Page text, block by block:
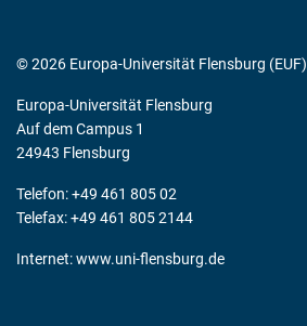
© 2026 Europa-Universität Flensburg (EUF)
Europa-Universität Flensburg
Auf dem Campus 1
24943 Flensburg
Telefon: +49 461 805 02
Telefax: +49 461 805 2144
Internet:www.uni-flensburg.de